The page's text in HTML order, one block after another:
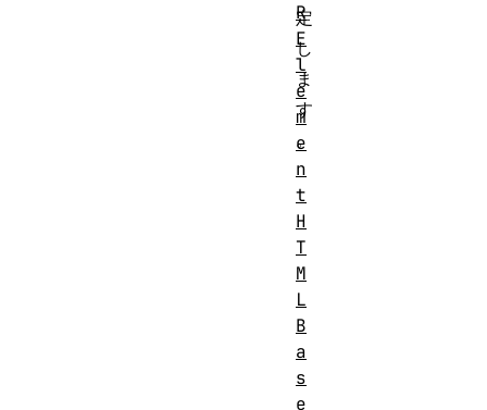
定
し
ま
す
。
R
E
l
e
m
e
n
t
H
T
M
L
B
a
s
e